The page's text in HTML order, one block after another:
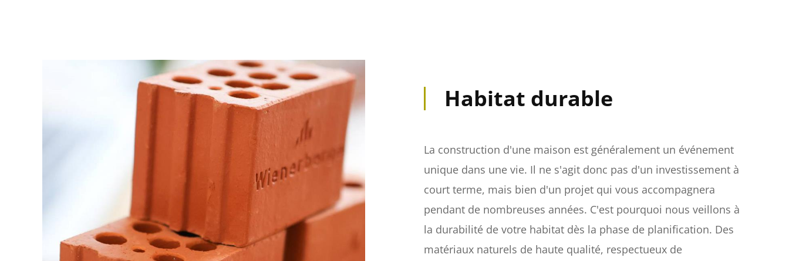
Habitat durable
La construction d'une maison est généralement un événement
unique dans une vie. Il ne s'agit donc pas d'un investissement à
court terme, mais bien d'un projet qui vous accompagnera
pendant de nombreuses années. C'est pourquoi nous veillons à
la durabilité de votre habitat dès la phase de planification. Des
matériaux naturels de haute qualité, respectueux de